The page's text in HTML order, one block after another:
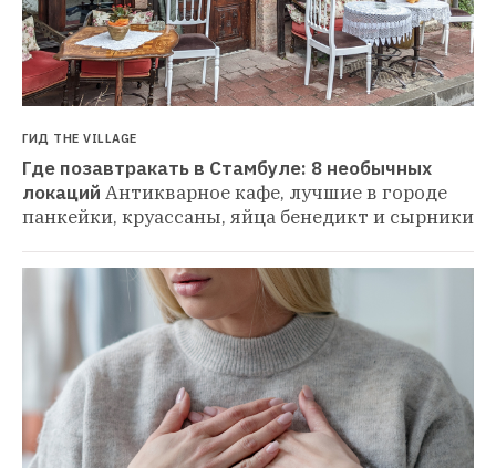
ГИД THE VILLAGE
Где позавтракать в Стамбуле: 8 необычных
локаций Антикварное кафе, лучшие в городе
панкейки, круассаны, яйца бенедикт и сырники